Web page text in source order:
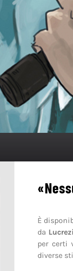
È
da
per certi
diverse